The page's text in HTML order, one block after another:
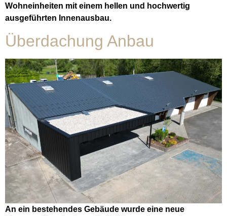
Wohneinheiten mit einem hellen und hochwertig
ausgeführten Innenausbau.
Überdachung Anbau
An ein bestehendes Gebäude wurde eine neue